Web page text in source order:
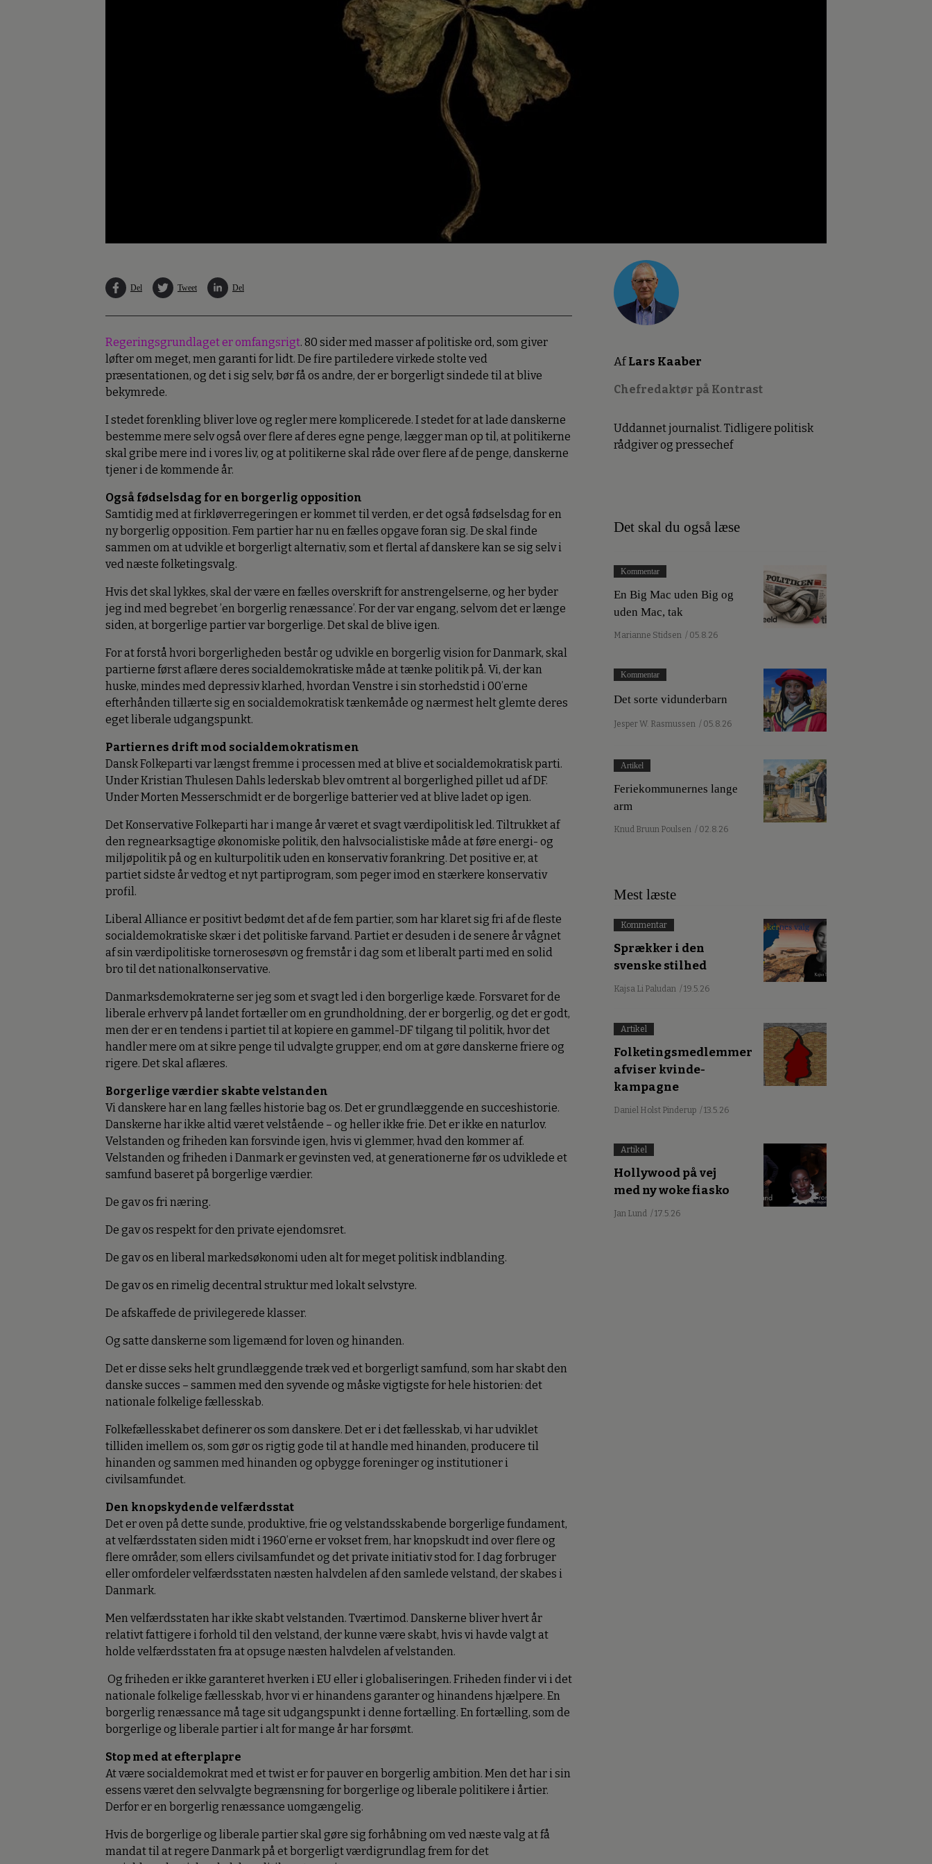
Del Tweet Del
Regeringsgrundlaget er omfangsrigt. 80 sider med masser af politiske ord, som giver
løfter om meget, men garanti for lidt. De fire partiledere virkede stolte ved
præsentationen, og det i sig selv, bør få os andre, der er borgerligt sindede til at blive
bekymrede.
I stedet forenkling bliver love og regler mere komplicerede. I stedet for at lade danskerne
bestemme mere selv også over flere af deres egne penge, lægger man op til, at politikerne
skal gribe mere ind i vores liv, og at politikerne skal råde over flere af de penge, danskerne
tjener i de kommende år.
Også fødselsdag for en borgerlig opposition
Samtidig med at firkløverregeringen er kommet til verden, er det også fødselsdag for en
ny borgerlig opposition. Fem partier har nu en fælles opgave foran sig. De skal finde
sammen om at udvikle et borgerligt alternativ, som et flertal af danskere kan se sig selv i
ved næste folketingsvalg.
Hvis det skal lykkes, skal der være en fælles overskrift for anstrengelserne, og her byder
jeg ind med begrebet ’en borgerlig renæssance’. For der var engang, selvom det er længe
siden, at borgerlige partier var borgerlige. Det skal de blive igen.
For at forstå hvori borgerligheden består og udvikle en borgerlig vision for Danmark, skal
partierne først aflære deres socialdemokratiske måde at tænke politik på. Vi, der kan
huske, mindes med depressiv klarhed, hvordan Venstre i sin storhedstid i 00’erne
efterhånden tillærte sig en socialdemokratisk tænkemåde og nærmest helt glemte deres
eget liberale udgangspunkt.
Partiernes drift mod socialdemokratismen
Dansk Folkeparti var længst fremme i processen med at blive et socialdemokratisk parti.
Under Kristian Thulesen Dahls lederskab blev omtrent al borgerlighed pillet ud af DF.
Under Morten Messerschmidt er de borgerlige batterier ved at blive ladet op igen.
Det Konservative Folkeparti har i mange år været et svagt værdipolitisk led. Tiltrukket af
den regnearksagtige økonomiske politik, den halvsocialistiske måde at føre energi- og
miljøpolitik på og en kulturpolitik uden en konservativ forankring. Det positive er, at
partiet sidste år vedtog et nyt partiprogram, som peger imod en stærkere konservativ
profil.
Liberal Alliance er positivt bedømt det af de fem partier, som har klaret sig fri af de fleste
socialdemokratiske skær i det politiske farvand. Partiet er desuden i de senere år vågnet
af sin værdipolitiske tornerosesøvn og fremstår i dag som et liberalt parti med en solid
bro til det nationalkonservative.
Danmarksdemokraterne ser jeg som et svagt led i den borgerlige kæde. Forsvaret for de
liberale erhverv på landet fortæller om en grundholdning, der er borgerlig, og det er godt,
men der er en tendens i partiet til at kopiere en gammel-DF tilgang til politik, hvor det
handler mere om at sikre penge til udvalgte grupper, end om at gøre danskerne friere og
rigere. Det skal aflæres.
Borgerlige værdier skabte velstanden
Vi danskere har en lang fælles historie bag os. Det er grundlæggende en succeshistorie.
Danskerne har ikke altid været velstående – og heller ikke frie. Det er ikke en naturlov.
Velstanden og friheden kan forsvinde igen, hvis vi glemmer, hvad den kommer af.
Velstanden og friheden i Danmark er gevinsten ved, at generationerne før os udviklede et
samfund baseret på borgerlige værdier.
De gav os fri næring.
De gav os respekt for den private ejendomsret.
De gav os en liberal markedsøkonomi uden alt for meget politisk indblanding.
De gav os en rimelig decentral struktur med lokalt selvstyre.
De afskaffede de privilegerede klasser.
Og satte danskerne som ligemænd for loven og hinanden.
Det er disse seks helt grundlæggende træk ved et borgerligt samfund, som har skabt den
danske succes – sammen med den syvende og måske vigtigste for hele historien: det
nationale folkelige fællesskab.
Folkefællesskabet definerer os som danskere. Det er i det fællesskab, vi har udviklet
tilliden imellem os, som gør os rigtig gode til at handle med hinanden, producere til
hinanden og sammen med hinanden og opbygge foreninger og institutioner i
civilsamfundet.
Den knopskydende velfærdsstat
Det er oven på dette sunde, produktive, frie og velstandsskabende borgerlige fundament,
at velfærdsstaten siden midt i 1960’erne er vokset frem, har knopskudt ind over flere og
flere områder, som ellers civilsamfundet og det private initiativ stod for. I dag forbruger
eller omfordeler velfærdsstaten næsten halvdelen af den samlede velstand, der skabes i
Danmark.
Men velfærdsstaten har ikke skabt velstanden. Tværtimod. Danskerne bliver hvert år
relativt fattigere i forhold til den velstand, der kunne være skabt, hvis vi havde valgt at
holde velfærdsstaten fra at opsuge næsten halvdelen af velstanden.
Og friheden er ikke garanteret hverken i EU eller i globaliseringen. Friheden finder vi i det
nationale folkelige fællesskab, hvor vi er hinandens garanter og hinandens hjælpere. En
borgerlig renæssance må tage sit udgangspunkt i denne fortælling. En fortælling, som de
borgerlige og liberale partier i alt for mange år har forsømt.
Stop med at efterplapre
At være socialdemokrat med et twist er for pauver en borgerlig ambition. Men det har i sin
essens været den selvvalgte begrænsning for borgerlige og liberale politikere i årtier.
Derfor er en borgerlig renæssance uomgængelig.
Hvis de borgerlige og liberale partier skal gøre sig forhåbning om ved næste valg at få
mandat til at regere Danmark på et borgerligt værdigrundlag frem for det
AfLars Kaaber
Chefredaktør på Kontrast
Uddannet journalist. Tidligere politisk
rådgiver og pressechef
Det skal du også læse
Kommentar
En Big Mac uden Big og
uden Mac, tak
Marianne Stidsen / 05.8.26
Kommentar
Det sorte vidunderbarn
Jesper W. Rasmussen / 05.8.26
Artikel
Feriekommunernes lange
arm
Knud Bruun Poulsen / 02.8.26
Mest læste
Kommentar
Sprækker i den
svenske stilhed
Kajsa Li Paludan / 19.5.26
Artikel
Folketingsmedlemmer
afviser kvinde-
kampagne
Daniel Holst Pinderup / 13.5.26
Artikel
Hollywood på vej
med ny woke fiasko
Jan Lund / 17.5.26